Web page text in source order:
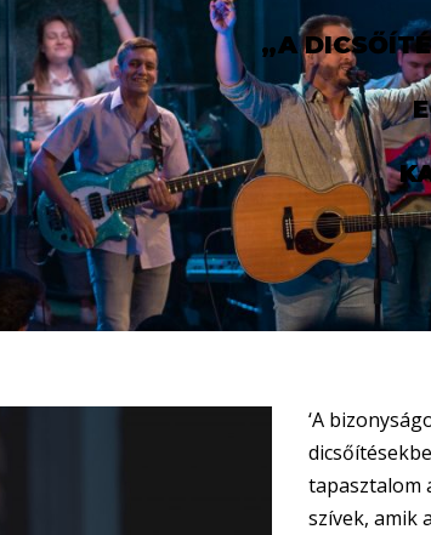
„A
‘A
tapasztalom
szívek, amik